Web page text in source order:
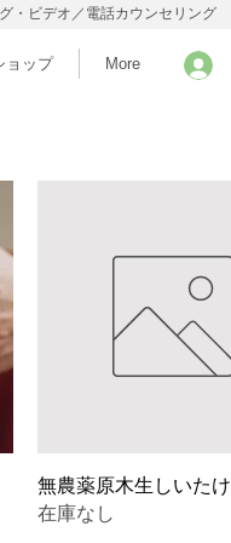
・ビデオ／電話カウンセリング
ョップ More
クイックビュー
無農薬原木生しいたけ
在庫なし